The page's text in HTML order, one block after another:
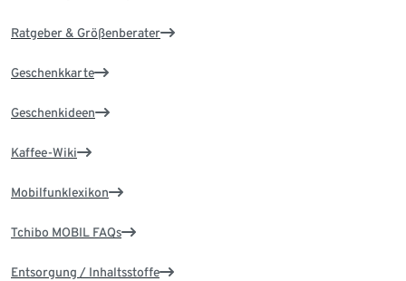
Ratgeber & Größenberater
Geschenkkarte
Geschenkideen
Kaffee-Wiki
Mobilfunklexikon
Tchibo MOBIL FAQs
Entsorgung / Inhaltsstoffe